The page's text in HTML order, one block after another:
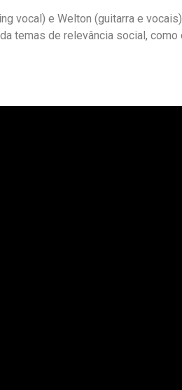
vocal) e Welton (guitarra e
temas de relevância social, como